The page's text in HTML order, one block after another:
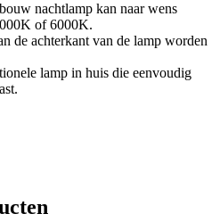
nachtlamp kan naar wens
of 6000K.
de achterkant van de lamp worden
lamp in huis die eenvoudig